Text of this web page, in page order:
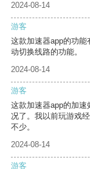
2024-08-14
游客
这款加速器app的功能
动切换线路的功能。
2024-08-14
游客
这款加速器app的加
况了。我以前玩游戏
不少。
2024-08-14
游客